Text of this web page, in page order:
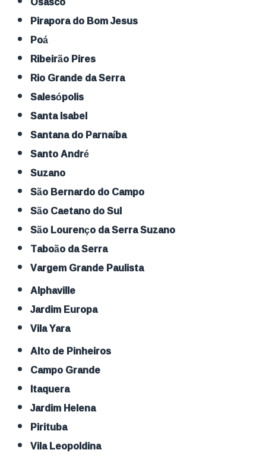
Pirapora do Bom Jesus
Poá
Ribeirão Pires
Rio Grande da Serra
Salesópolis
Santa Isabel
Santana do Parnaíba
Santo André
Suzano
São Bernardo do Campo
São Caetano do Sul
São Lourenço da Serra Suzano
Taboão da Serra
Vargem Grande Paulista
Alphaville
Jardim Europa
Vila Yara
Alto de Pinheiros
Campo Grande
Itaquera
Jardim Helena
Pirituba
Vila Leopoldina